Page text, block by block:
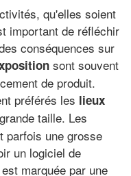
qu'elles soient
important de réfléchir
conséquences sur
sont souvent
de produit.
préférés les lieux
taille. Les
parfois une grosse
un logiciel de
marquée par une